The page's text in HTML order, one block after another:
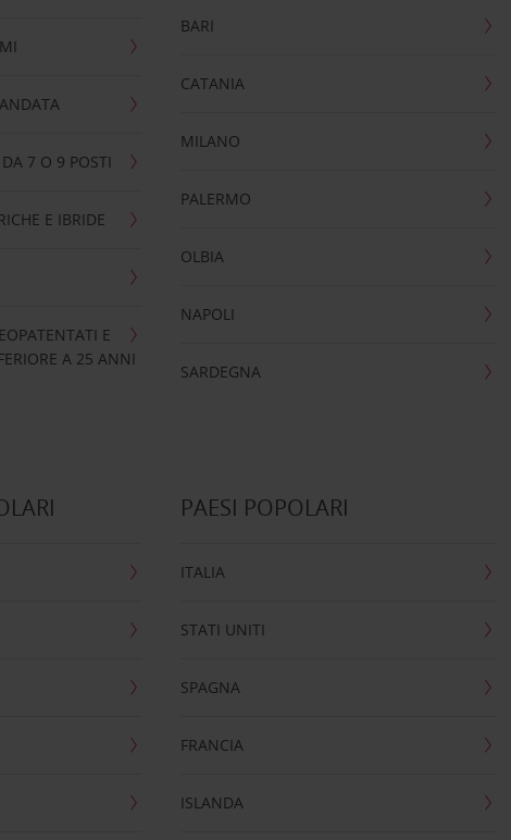
7 O 9 POSTI
E IBRIDE
E
A 25 ANNI
BARI
CATANIA
MILANO
PALERMO
OLBIA
NAPOLI
SARDEGNA
PAESI POPOLARI
ITALIA
STATI UNITI
SPAGNA
FRANCIA
ISLANDA